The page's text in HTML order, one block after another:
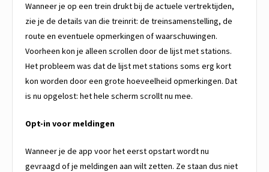
Wanneer je op een trein drukt bij de actuele vertrektijden,
zie je de details van die treinrit: de treinsamenstelling, de
route en eventuele opmerkingen of waarschuwingen.
Voorheen kon je alleen scrollen door de lijst met stations.
Het probleem was dat de lijst met stations soms erg kort
kon worden door een grote hoeveelheid opmerkingen. Dat
is nu opgelost: het hele scherm scrollt nu mee.
Opt-in voor meldingen
Wanneer je de app voor het eerst opstart wordt nu
gevraagd of je meldingen aan wilt zetten. Ze staan dus niet